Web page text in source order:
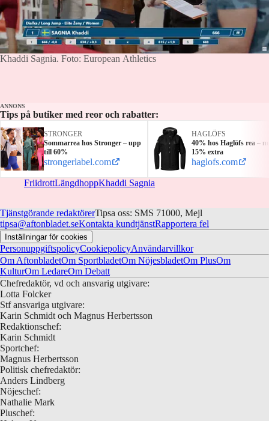
Khaddi Sagnia. Foto: European Athletics
ANNONS
Tips på butiker med reor och rabatter:
STRONGER
Sommarrea hos Stronger – upp
till 60%
strongerlabel.com
HAGLÖFS
40% hos Haglöfs rea –
15% extra
haglofs.com
FriidrottLängdhoppKhaddi Sagnia
Tjänstgörande redaktörerTipsa oss: SMS 71000, Mejl
tipsa@aftonbladet.seKontakta kundtjänstRapportera fel
Inställningar för cookies
PersonuppgiftspolicyCookiepolicyAnvändarvillkor
Om AftonbladetOm SportbladetOm NöjesbladetOm PlusOm
KulturOm LedareOm Debatt
Chefredaktör, vd och ansvarig utgivare:
Lotta Folcker
Stf ansvariga utgivare:
Karin Schmidt och Magnus Herbertsson
Redaktionschef:
Karin Schmidt
Sportchef:
Magnus Herbertsson
Politisk chefredaktör:
Anders Lindberg
Nöjeschef:
Nathalie Mark
Pluschef: